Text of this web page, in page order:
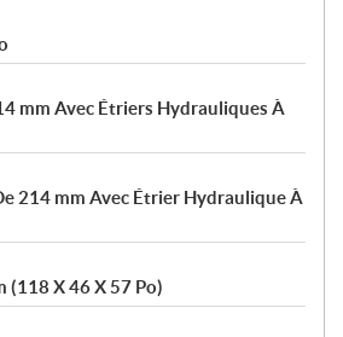
mm Avec Étriers Hydrauliques À
214 mm Avec Étrier Hydraulique À
(118 X 46 X 57 Po)